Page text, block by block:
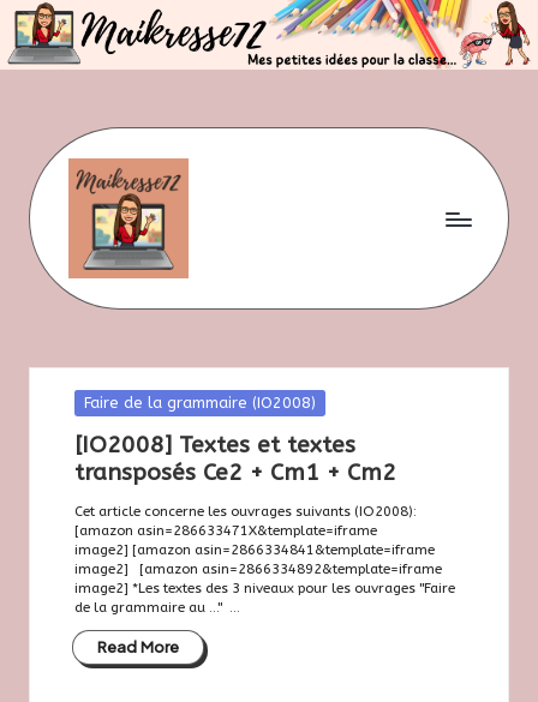
Skip
to
M
k
r
e
s
s
e
7
2
Mes
petites
la
classe
Posted
in
Faire de la grammaire (IO2008)
[IO2008] Textes et textes
transposés Ce2 + Cm1 + Cm2
Cet article concerne les ouvrages suivants (IO2008):
[amazon asin=286633471X&template=iframe
image2] [amazon asin=2866334841&template=iframe
image2] [amazon asin=2866334892&template=iframe
image2] *Les textes des 3 niveaux pour les ouvrages "Faire
de la grammaire au ..." ...
Read More